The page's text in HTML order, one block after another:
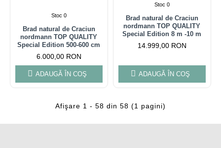
Stoc 0
Brad natural de Craciun
nordmann TOP QUALITY
Special Edition 500-600 cm
6.000,00 RON
ADAUGĂ ÎN COŞ
Stoc 0
Brad natural de Craciun
nordmann TOP QUALITY
Special Edition 8 m -10 m
14.999,00 RON
ADAUGĂ ÎN COŞ
Afişare 1 - 58 din 58 (1 pagini)